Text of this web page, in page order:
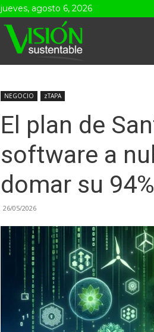
jueves, agosto 6, 2026
NEGOCIO zTAPA
El plan de
software a
domar su
26/05/2026